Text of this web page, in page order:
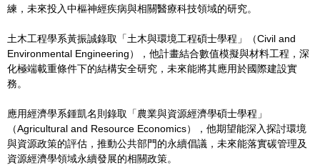
練，未來投入中樞神經疾病與相關醫療科技領域的研究。
土木工程學系黃振誠錄取「土木與環境工程碩士學程」（Civil and
Environmental Engineering），他計畫結合數值模擬與材料工程，深
化極端載重條件下的結構安全研究，未來能將其應用於國際建設實
務。
應用經濟學系鍾凱名則錄取「農業與資源經濟學碩士學程」
（Agricultural and Resource Economics），他期望能深入探討環境
與資源政策的評估，推動公共部門的永續倡議，未來能落實碳管理及
資源經濟學領域永續發展的相關政策。